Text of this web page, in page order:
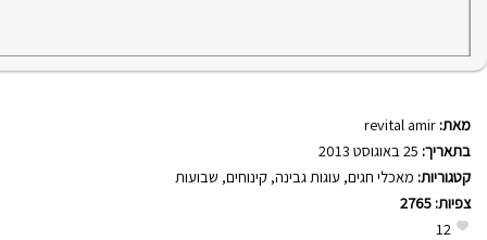
מאת: revital amir
בתאריך:
קטגוריות: מאכלי חגים, עוגות גבינה, קינוחים, שבועות
צפיות: 2765
12